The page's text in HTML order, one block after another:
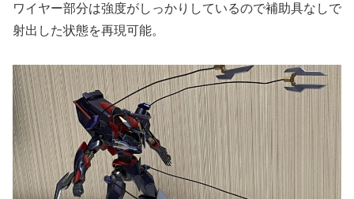
ワイヤー部分は強度がしっかりしているので補助具なしで
射出した状態を再現可能。